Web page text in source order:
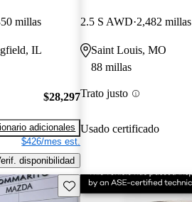
millas
IL
$28,297
adicionales
$426/mes est.
disponibilidad
2.5 S AWD 2,482 millas
Saint Louis, MO
88 millas
Trato justo
Usado certificado
Guarda este Aviso